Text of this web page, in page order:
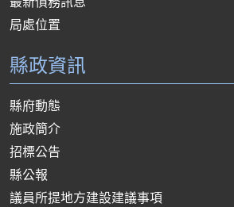
局處位置
縣政資訊
縣府動態
施政簡介
招標公告
縣公報
議員所提地方建設建議事項